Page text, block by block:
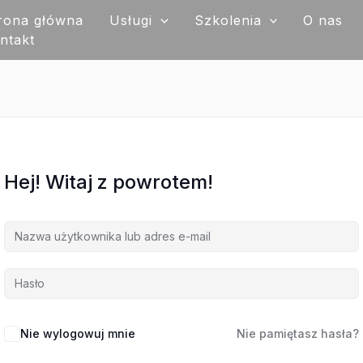
główna Usługi Szkolenia O nas
Hej! Witaj z powrotem!
Nie wylogowuj mnie Nie pamiętasz hasła?